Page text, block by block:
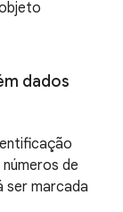
dados
de
ser marcada